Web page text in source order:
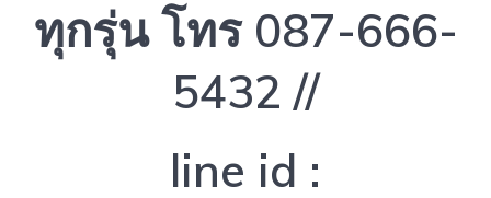
ทุกรุ่น โทร 087-666-
5432 //
line id :